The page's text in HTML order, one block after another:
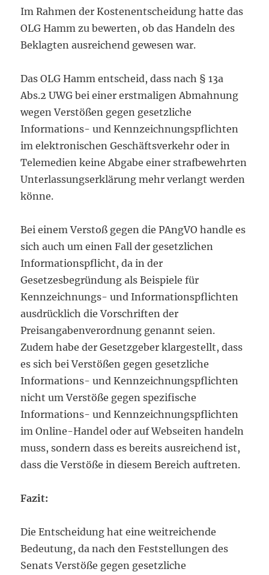
Im Rahmen der Kostenentscheidung hatte das
OLG Hamm zu bewerten, ob das Handeln des
Beklagten ausreichend gewesen war.
Das OLG Hamm entscheid, dass nach § 13a
Abs.2 UWG bei einer erstmaligen Abmahnung
wegen Verstößen gegen gesetzliche
Informations- und Kennzeichnungspflichten
im elektronischen Geschäftsverkehr oder in
Telemedien keine Abgabe einer strafbewehrten
Unterlassungserklärung mehr verlangt werden
könne.
Bei einem Verstoß gegen die PAngVO handle es
sich auch um einen Fall der gesetzlichen
Informationspflicht, da in der
Gesetzesbegründung als Beispiele für
Kennzeichnungs- und Informationspflichten
ausdrücklich die Vorschriften der
Preisangabenverordnung genannt seien.
Zudem habe der Gesetzgeber klargestellt, dass
es sich bei Verstößen gegen gesetzliche
Informations- und Kennzeichnungspflichten
nicht um Verstöße gegen spezifische
Informations- und Kennzeichnungspflichten
im Online-Handel oder auf Webseiten handeln
muss, sondern dass es bereits ausreichend ist,
dass die Verstöße in diesem Bereich auftreten.
Fazit:
Die Entscheidung hat eine weitreichende
Bedeutung, da nach den Feststellungen des
Senats Verstöße gegen gesetzliche